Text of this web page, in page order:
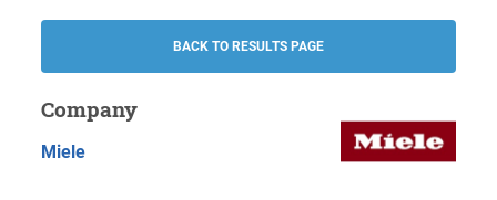
BACK TO RESULTS PAGE
Company
Miele